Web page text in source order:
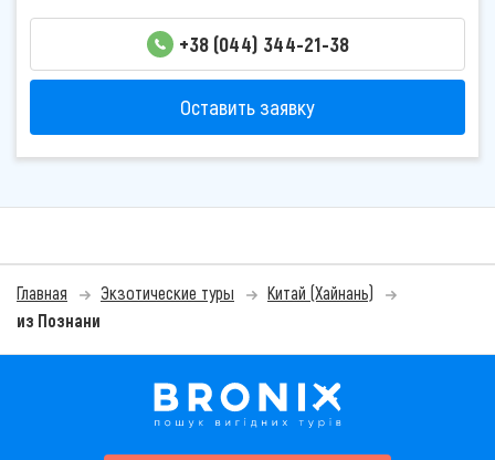
+38 (044) 344-21-38
Оставить заявку
Главная Экзотические туры
Китай (Хайнань)
из Познани